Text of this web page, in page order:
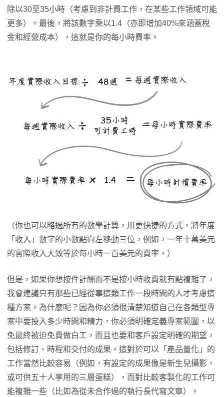
除以30至35小時（考慮到非計費工作，在某些工作領域可能
更多）。最後，將該數字乘以1.4（亦即增加40%來涵蓋稅
金和經營成本），這就是你的每小時費率。
（你也可以略過所有的數學計算，用更快捷的方式，將年度
「收入」數字的小數點向左移動三位，例如，一年十萬美元
的實際收入大致等於每小時一百美元的費率。）
但是，如果你想按件計酬而不是按小時收費就有點複雜了，
我會建議只有那些已經從事這類工作一段時間的人才考慮這
種方案。為什麼呢？因為你必須很清楚知道自己在各類型專
案中要投入多少時間和精力，你必須明確定義專案範圍，以
免最終被迫免費做白工，而且也要和客戶設定明確的期望，
包括修訂、時程和交付的成果。這對於可以「產品量化」的
工作當然比較容易（例如，有設定的成果像是新生兒攝影，
或可供五十人享用的三層蛋糕），而對比較客製化的工作可
能複雜一些（比如為從未合作過的執行長代寫文章）。